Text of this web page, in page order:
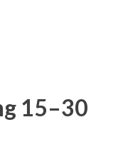
15–30